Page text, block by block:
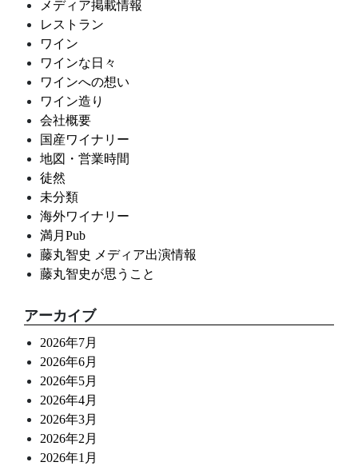
メディア掲載情報
レストラン
ワイン
ワインな日々
ワインへの想い
ワイン造り
会社概要
国産ワイナリー
地図・営業時間
徒然
未分類
海外ワイナリー
満月Pub
藤丸智史 メディア出演情報
藤丸智史が思うこと
アーカイブ
2026年7月
2026年6月
2026年5月
2026年4月
2026年3月
2026年2月
2026年1月